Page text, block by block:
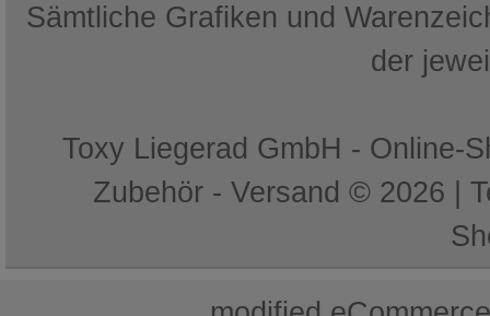
Sämtliche Grafiken und
der
Toxy Liegerad GmbH - Online-
Zubehör - Versand © 2026 |